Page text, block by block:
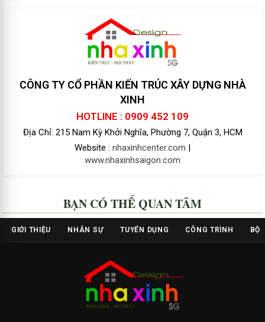
CÔNG TY CỔ PHẦN KIẾN TRÚC XÂY DỰNG NHÀ
XINH
HOTLINE : 0909 452 109
Địa Chỉ: 215 Nam Kỳ Khởi Nghĩa, Phường 7, Quận 3, HCM
Website : nhaxinhcenter.com |
www.nhaxinhsaigon.com
BẠN CÓ THỂ QUAN TÂM
GIỚI THIỆU NHÂN SỰ TUYỂN DỤNG CÔNG TRÌNH BỘ